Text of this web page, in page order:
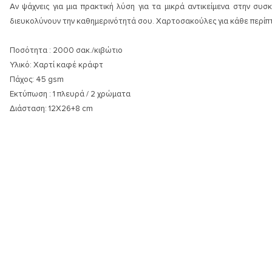
Αν ψάχνεις για μια πρακτική λύση για τα μικρά αντικείμενα στην
διευκολύνουν την καθημερινότητά σου. Χαρτοσακούλες για κάθε
Ποσότητα : 2000 σακ./κιβώτιο
Υλικό: Χαρτί καφέ κράφτ
Πάχος: 45 gsm
Εκτύπωση : 1 πλευρά / 2 χρώματα
Διάσταση: 12Χ26+8 cm
Ο χρόνος παράδοσης εξαρτάται από την διαθεσιμότητα του προϊόντος
Τα μεταφορικά προς το φαρμακείο σας είναι δωρεάνκαι επιβαρύνουν
Δείτεεδώτις προσφορές μας.
Δείτε τι κερδίζετε από τις αγορές σας στην λίστα δώρων. Κάντε κλικ